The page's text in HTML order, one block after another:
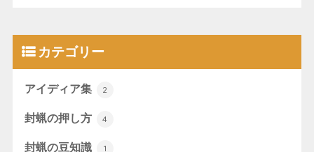
カテゴリー
アイディア集 2
封蝋の押し方 4
封蝋の豆知識 1